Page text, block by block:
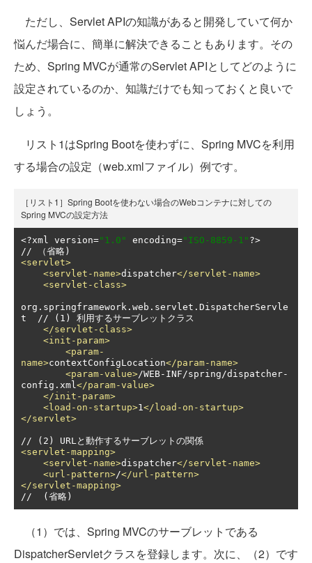
ただし、Servlet APIの知識があると開発していて何か
悩んだ場合に、簡単に解決できることもあります。その
ため、Spring MVCが通常のServlet APIとしてどのように
設定されているのか、知識だけでも知っておくと良いで
しょう。
リスト1はSpring Bootを使わずに、Spring MVCを利用
する場合の設定（web.xmlファイル）例です。
［リスト1］Spring Bootを使わない場合のWebコンテナに対しての
Spring MVCの設定方法
<?xml version="1.0" encoding="ISO-8859-1" ?>
<servlet>
<servlet-name>dispatcher</servlet-name>
<servlet-class>
org.springframework.web.servlet.DispatcherServle
t  // (1) 利用するサーブレットクラス
</servlet-class>
<init-param>
<param-
name>contextConfigLocation</param-name>
<param-value>/WEB-INF/spring/dispatcher-
config.xml</param-value>
</init-param>
<load-on-startup>1</load-on-startup>
</servlet>
<servlet-mapping>
<servlet-name>dispatcher</servlet-name>
<url-pattern>/</url-pattern>
</servlet-mapping>
//  (省略)
（1）では、Spring MVCのサーブレットである
DispatcherServletクラスを登録します。次に、（2）です